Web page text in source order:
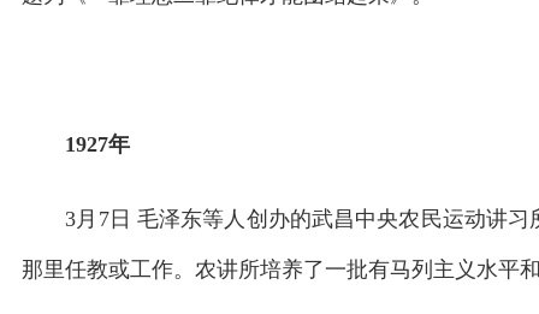
1927年
3月7日 毛泽东等人创办的武昌中央农民运动讲习
那里任教或工作。农讲所培养了一批有马列主义水平